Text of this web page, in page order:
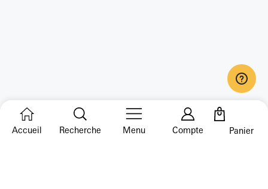
Accueil Recherche Menu Compte